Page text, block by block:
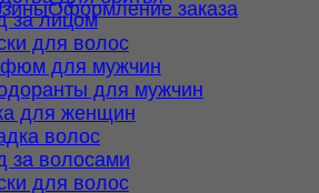
Оформление заказа
за лицом
для волос
для мужчин
для мужчин
для женщин
волос
за волосами
для волос